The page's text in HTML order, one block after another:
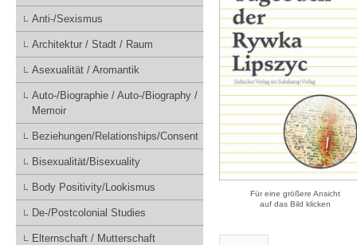
Anti-/Sexismus
Architektur / Stadt / Raum
Asexualität / Aromantik
Auto-/Biographie / Auto-/Biography /
Memoir
Beziehungen/Relationships/Consent
Bisexualität/Bisexuality
Body Positivity/Lookismus
De-/Postcolonial Studies
Elternschaft / Mutterschaft
Für eine größere Ansicht
auf das Bild klicken